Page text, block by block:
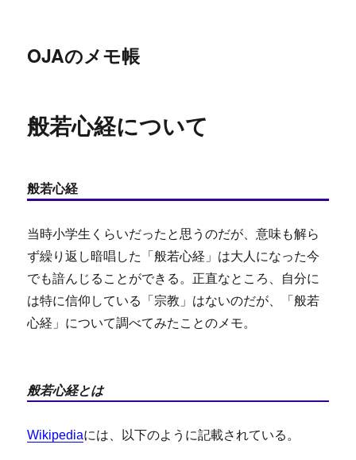
OJAのメモ帳
般若心経について
般若心経
当時小学生くらいだったと思うのだが、意味も解ら
ず繰り返し暗唱した「般若心経」は大人になった今
でも諳んじることができる。正直なところ、自分に
は特に信仰している「宗教」はないのだが、「般若
心経」について調べてみたことのメモ。
般若心経とは
Wikipediaには、以下のように記載されている。